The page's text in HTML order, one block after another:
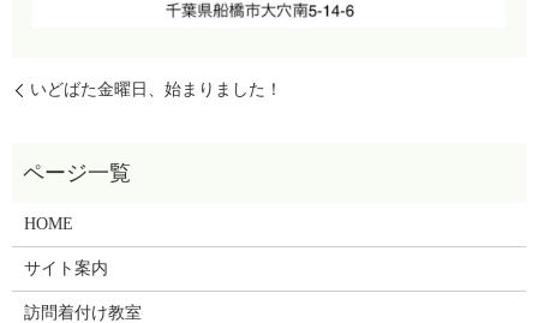
いどばた金曜日、始まりました！
HOME
サイト案内
訪問着付け教室